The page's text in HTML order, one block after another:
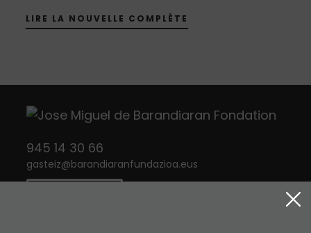
LIRE LA NOUVELLE COMPLÈTE
945 14 30 66
gasteiz@barandiaranfundazioa.eus